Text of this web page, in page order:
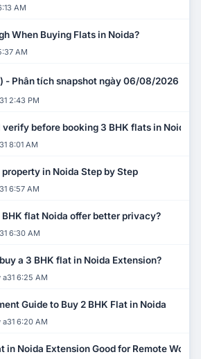
AM
When Buying Flats in Noida?
AM
- Phân tích snapshot ngày 06/08/2026
2:43 PM
before booking 3 BHK flats in Noida?
8:01 AM
in Noida Step by Step
6:57 AM
BHK flat Noida offer better privacy?
6:30 AM
a 3 BHK flat in Noida Extension?
6:25 AM
Guide to Buy 2 BHK Flat in Noida
6:20 AM
in Noida Extension Good for Remote Work?